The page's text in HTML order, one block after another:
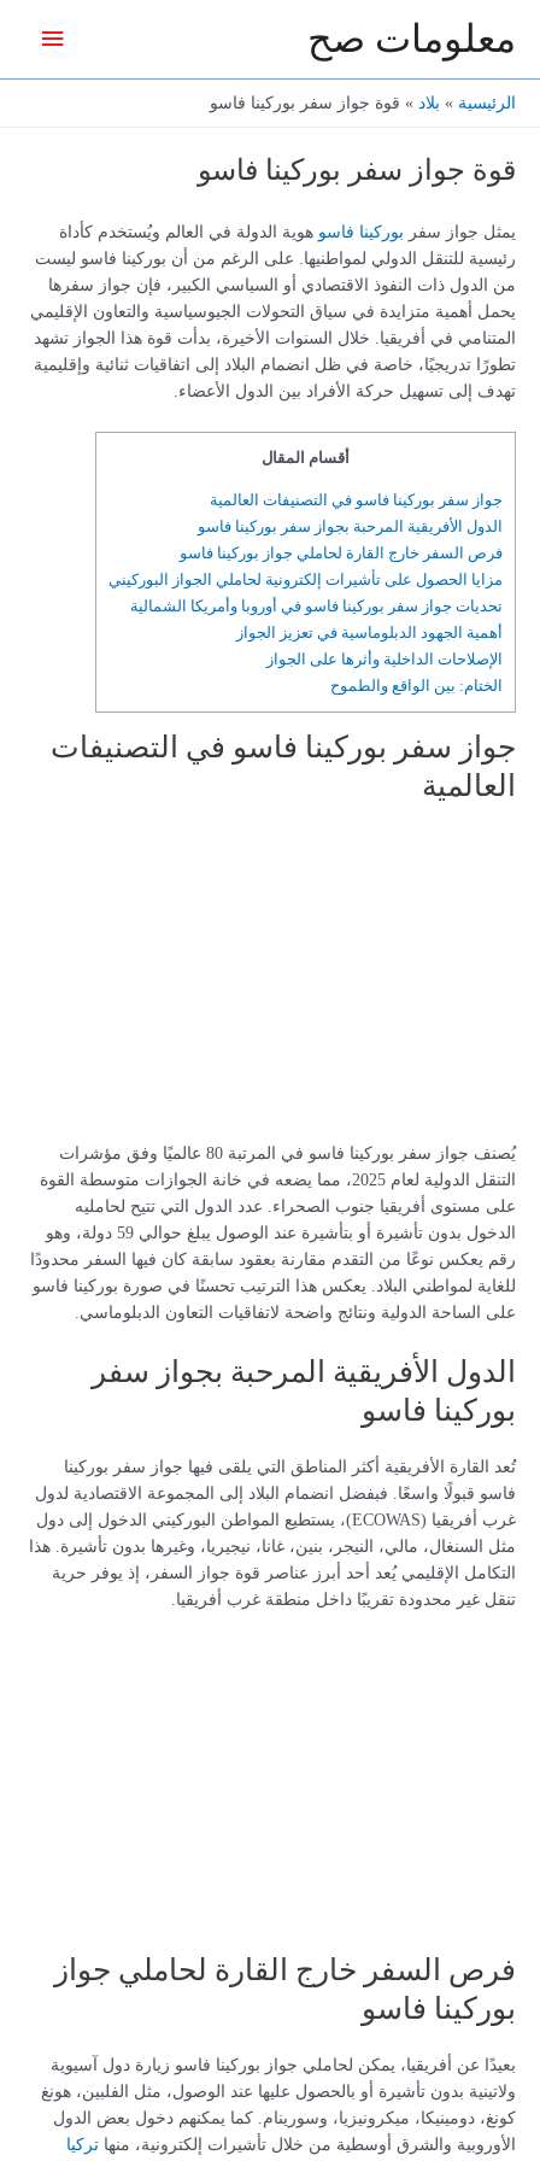
معلومات صح
الرئيسية بلاد قوة جواز سفر بوركينا فاسو
قوة جواز سفر بوركينا فاسو
يمثل جواز سفر بوركينا فاسو هوية الدولة في العالم ويُستخدم كأداة
رئيسية للتنقل الدولي لمواطنيها. على الرغم من أن بوركينا فاسو ليست
من الدول ذات النفوذ الاقتصادي أو السياسي الكبير، فإن جواز سفرها
يحمل أهمية متزايدة في سياق التحولات الجيوسياسية والتعاون الإقليمي
المتنامي في أفريقيا. خلال السنوات الأخيرة، بدأت قوة هذا الجواز تشهد
تطورًا تدريجيًا، خاصة في ظل انضمام البلاد إلى اتفاقيات ثنائية وإقليمية
تهدف إلى تسهيل حركة الأفراد بين الدول الأعضاء.
أقسام المقال
جواز سفر بوركينا فاسو في التصنيفات العالمية
الدول الأفريقية المرحبة بجواز سفر بوركينا فاسو
فرص السفر خارج القارة لحاملي جواز بوركينا فاسو
مزايا الحصول على تأشيرات إلكترونية لحاملي الجواز البوركيني
تحديات جواز سفر بوركينا فاسو في أوروبا وأمريكا الشمالية
أهمية الجهود الدبلوماسية في تعزيز الجواز
الإصلاحات الداخلية وأثرها على الجواز
الختام: بين الواقع والطموح
جواز سفر بوركينا فاسو في التصنيفات
العالمية
يُصنف جواز سفر بوركينا فاسو في المرتبة 80 عالميًا وفق مؤشرات
التنقل الدولية لعام 2025، مما يضعه في خانة الجوازات متوسطة القوة
على مستوى أفريقيا جنوب الصحراء. عدد الدول التي تتيح لحامليه
الدخول بدون تأشيرة أو بتأشيرة عند الوصول يبلغ حوالي 59 دولة، وهو
رقم يعكس نوعًا من التقدم مقارنة بعقود سابقة كان فيها السفر محدودًا
للغاية لمواطني البلاد. يعكس هذا الترتيب تحسنًا في صورة بوركينا فاسو
على الساحة الدولية ونتائج واضحة لاتفاقيات التعاون الدبلوماسي.
الدول الأفريقية المرحبة بجواز سفر
بوركينا فاسو
تُعد القارة الأفريقية أكثر المناطق التي يلقى فيها جواز سفر بوركينا
فاسو قبولًا واسعًا. فبفضل انضمام البلاد إلى المجموعة الاقتصادية لدول
غرب أفريقيا (ECOWAS)، يستطيع المواطن البوركيني الدخول إلى دول
مثل السنغال، مالي، النيجر، بنين، غانا، نيجيريا، وغيرها بدون تأشيرة. هذا
التكامل الإقليمي يُعد أحد أبرز عناصر قوة جواز السفر، إذ يوفر حرية
تنقل غير محدودة تقريبًا داخل منطقة غرب أفريقيا.
فرص السفر خارج القارة لحاملي جواز
بوركينا فاسو
بعيدًا عن أفريقيا، يمكن لحاملي جواز بوركينا فاسو زيارة دول آسيوية
ولاتينية بدون تأشيرة أو بالحصول عليها عند الوصول، مثل الفلبين، هونغ
كونغ، دومينيكا، ميكرونيزيا، وسورينام. كما يمكنهم دخول بعض الدول
الأوروبية والشرق أوسطية من خلال تأشيرات إلكترونية، منها تركيا